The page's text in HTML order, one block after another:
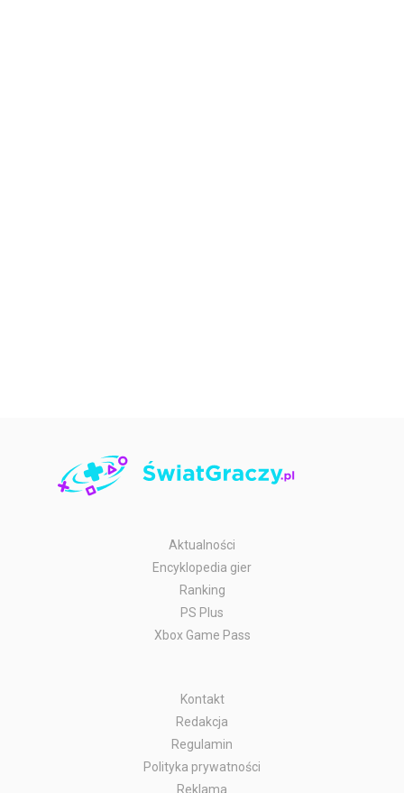
Aktualności
Encyklopedia gier
Ranking
PS Plus
Xbox Game Pass
Kontakt
Redakcja
Regulamin
Polityka prywatności
Reklama